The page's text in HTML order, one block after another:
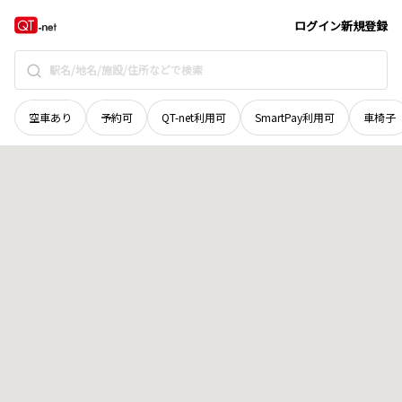
ログイン新規登録
空車あり 予約可 QT-net利用可 SmartPay利用可 車椅子
北海道